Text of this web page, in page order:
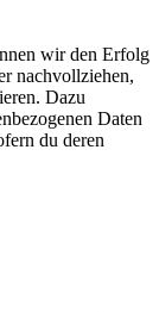
wir den Erfolg
nachvollziehen,
Dazu
Daten
du deren